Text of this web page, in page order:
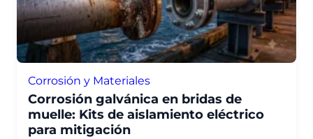
Corrosión y Materiales
Corrosión galvánica en bridas de
muelle: Kits de aislamiento eléctrico
para mitigación